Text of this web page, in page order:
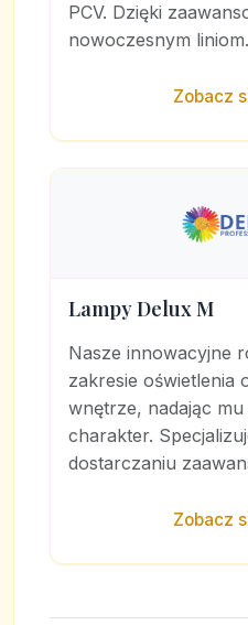
PCV. Dzięki
nowoczesnym
Zobacz
Lampy Delux M
Nasze innowacyjne
zakresie oświetlenia
wnętrze, nadając
charakter.
dostarczaniu
Zobacz